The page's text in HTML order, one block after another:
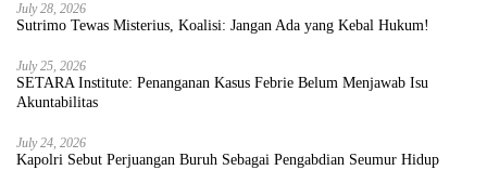
July 28, 2026
Sutrimo Tewas Misterius, Koalisi: Jangan Ada yang Kebal Hukum!
July 25, 2026
SETARA Institute: Penanganan Kasus Febrie Belum Menjawab Isu
Akuntabilitas
July 24, 2026
Kapolri Sebut Perjuangan Buruh Sebagai Pengabdian Seumur Hidup